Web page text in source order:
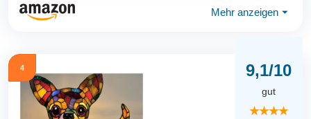
Mehr anzeigen ⏷
4 9,1/10
gut
★★★★